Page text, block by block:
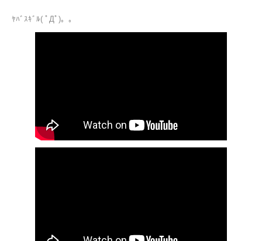
ﾔﾊﾞｽｷﾞﾙ( ﾟДﾟ)。。